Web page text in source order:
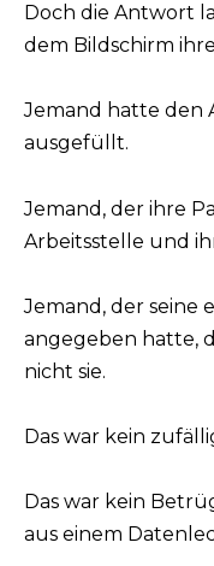
Doch die Antwort
dem Bildschirm
Jemand hatte den
ausgefüllt.
Jemand, der ihre
Arbeitsstelle und
Jemand, der seine
angegeben hatte,
nicht sie.
Das war kein
Das war kein
aus einem